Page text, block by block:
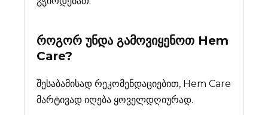
როგორ უნდა გამოვიყენოთ Hem
Care?
შესაბამისად რეკომენდაციებით, Hem Care
მარტივად იღება ყოველდღიურად.